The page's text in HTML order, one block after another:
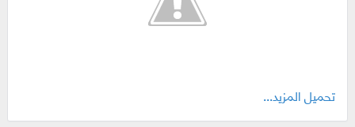
تحميل المزيد...